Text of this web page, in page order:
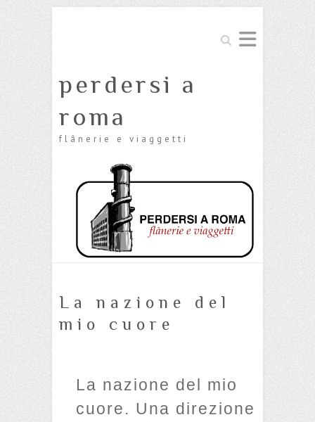
Cerca
perdersi a
roma
flânerie e viaggetti
La nazione del
mio cuore
La nazione del mio
cuore. Una direzione